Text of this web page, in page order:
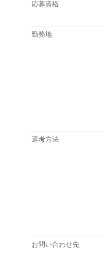
応募資格
勤務地
選考方法
お問い合わせ先